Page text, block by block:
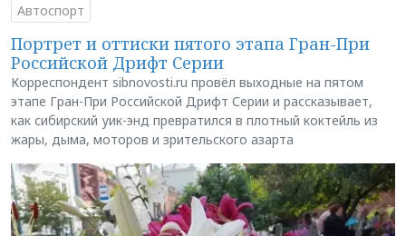
Автоспорт
Портрет и оттиски пятого этапа Гран-При
Российской Дрифт Серии
Корреспондент sibnovosti.ru провёл выходные на пятом
этапе Гран-При Российской Дрифт Серии и рассказывает,
как сибирский уик-энд превратился в плотный коктейль из
жары, дыма, моторов и зрительского азарта